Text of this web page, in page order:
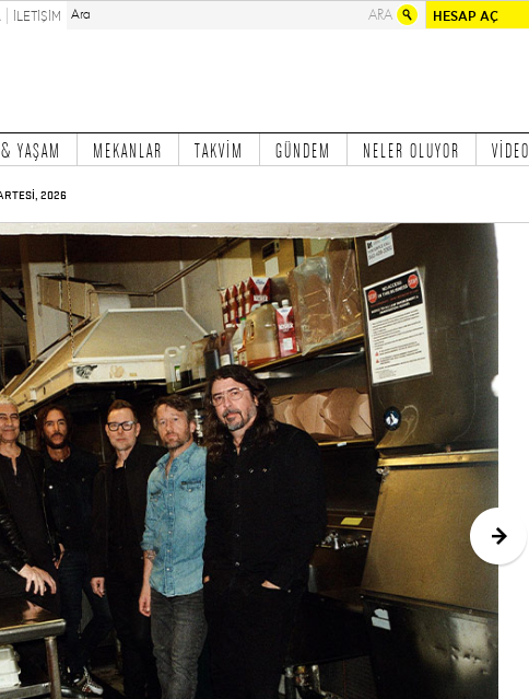
HESAP AÇ
İLETİŞİM
YAŞAM MEKANLAR TAKVİM GÜNDEM NELER OLUYOR VİDEO
2026